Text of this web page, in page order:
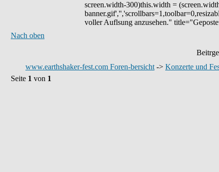
screen.width-300)this.width =
voller Auflsung anzusehen."
Nach oben
www.earthshaker-fest.com Foren-bersicht -> Konzerte und
Seite 1 von 1